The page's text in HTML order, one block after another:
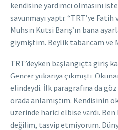
kendisine yardımcı olmasını
savunmayı yaptı: “TRT’ye
Muhsin Kutsi Barış’ın bana
giymiştim. Beylik tabancam ve
TRT’deyken başlangıçta giriş
Gencer yukarıya çıkmıştı.
elindeydi. İlk paragrafına da
orada anlamıştım. Kendisinin
üzerinde harici elbise vardı.
değilim, tasvip etmiyorum.